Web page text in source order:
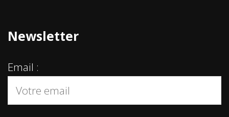
Newsletter
Email :